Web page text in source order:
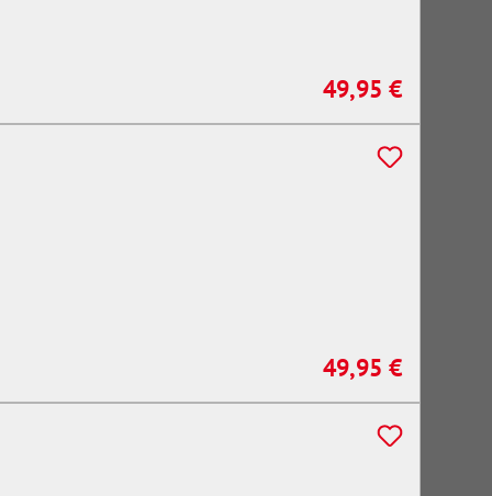
Regulärer Preis:
49,95 €
Regulärer Preis:
49,95 €